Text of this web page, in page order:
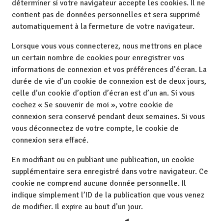
déterminer si votre navigateur accepte les cookies. Il ne
contient pas de données personnelles et sera supprimé
automatiquement à la fermeture de votre navigateur.
Lorsque vous vous connecterez, nous mettrons en place
un certain nombre de cookies pour enregistrer vos
informations de connexion et vos préférences d’écran. La
durée de vie d’un cookie de connexion est de deux jours,
celle d’un cookie d’option d’écran est d’un an. Si vous
cochez « Se souvenir de moi », votre cookie de
connexion sera conservé pendant deux semaines. Si vous
vous déconnectez de votre compte, le cookie de
connexion sera effacé.
En modifiant ou en publiant une publication, un cookie
supplémentaire sera enregistré dans votre navigateur. Ce
cookie ne comprend aucune donnée personnelle. Il
indique simplement l’ID de la publication que vous venez
de modifier. Il expire au bout d’un jour.